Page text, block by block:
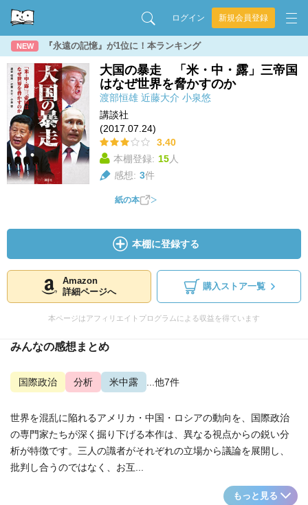
ログイン 新規会員登録
NEW 『永遠の記憶』が1位に！本ランキング
大国の暴走 「米・中・露」三帝国
はなぜ世界を脅かすのか
渡部恒雄 近藤大介 小泉悠
講談社
(2017.07.24)
3.40
本棚登録: 15人
感想: 3件
紙の本
本棚に登録する
Amazon
詳細ページへ
購入ストア一覧
本ページはアフィリエイトプログラムによる収益を得ています
みんなの感想まとめ
国際政治 分析 米中露 ...他7件
世界を混乱に陥れるアメリカ・中国・ロシアの動向を、国際政治
の専門家たちが深く掘り下げる本作は、異なる視点からの鋭い分
析が特徴です。三人の識者がそれぞれの立場から議論を展開し、
批判し合うのではなく、お互...
もっと見る